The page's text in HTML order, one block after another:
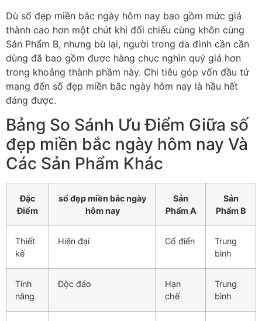
Dù số đẹp miền bắc ngày hôm nay bao gồm mức giá
thành cao hơn một chút khi đối chiếu cùng khôn cùng
Sản Phẩm B, nhưng bù lại, người trong da đình cần cần
dùng đã bao gồm được hàng chục nghìn quý giá hơn
trong khoảng thành phầm này. Chi tiêu góp vốn đầu tứ
mang đến số đẹp miền bắc ngày hôm nay là hầu hết
đáng được.
Bảng So Sánh Ưu Điểm Giữa số
đẹp miền bắc ngày hôm nay Và
Các Sản Phẩm Khác
Đặc
Điểm
số đẹp miền bắc ngày
hôm nay
Sản
Phẩm A
Sản
Phẩm B
Thiết
kế
Hiện đại Cổ điển
Trung
bình
Tính
năng
Độc đáo
Hạn
chế
Trung
bình